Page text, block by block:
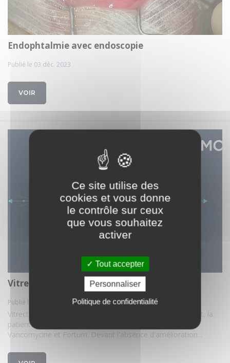
Endophtalmie avec endoscopie
Publié le 03 déc. 2023
VOIR
Vitrectomie pour endophtalmie
Publié le 20 avr. 2023
Vitrectomie pour endophtalmie aiguë post IVT. Initialement, la
patiente a bénéficié d'injections intra-vitréennes de
Vancomycine et Fortum. Devant l'absence d'amélioration...
Ce site utilise des
cookies et vous donne
le contrôle sur ceux
que vous souhaitez
activer
Tout accepter
Personnaliser
Politique de confidentialité